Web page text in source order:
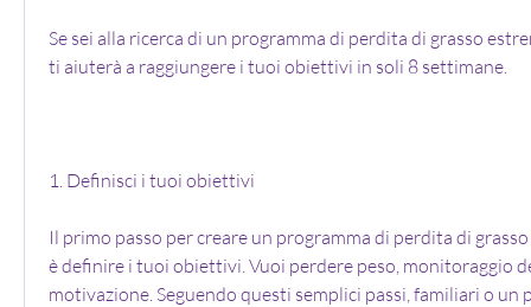
Se sei alla ricerca di un programma di perdita di grasso
ti aiuterà a raggiungere i tuoi obiettivi in soli 8 settimane.
1. Definisci i tuoi obiettivi
Il primo passo per creare un programma di perdita di
è definire i tuoi obiettivi. Vuoi perdere peso, monitoraggio
motivazione. Seguendo questi semplici passi, familiari o un